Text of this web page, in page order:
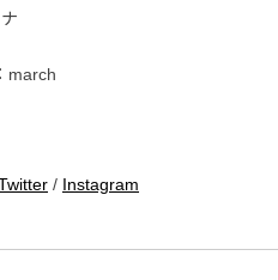
march
/ Instagram